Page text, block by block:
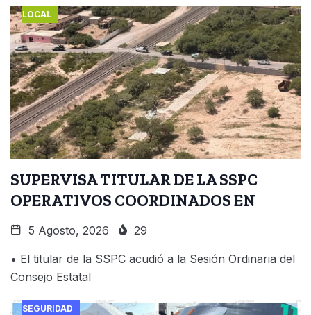
LOCAL
SUPERVISA TITULAR DE LA SSPC
OPERATIVOS COORDINADOS EN
5 Agosto, 2026 29
• El titular de la SSPC acudió a la Sesión Ordinaria del
Consejo Estatal
SEGURIDAD